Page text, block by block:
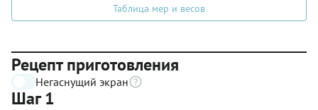
Таблица мер и весов
Рецепт приготовления
Негаснущий экран
Шаг 1